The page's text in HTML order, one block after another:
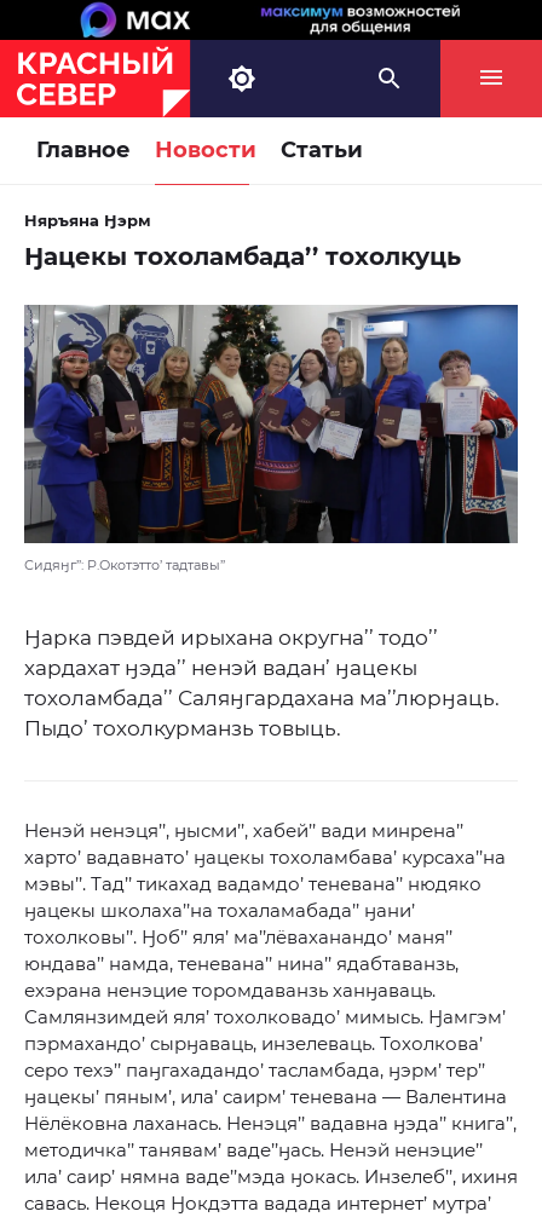
Главное Новости Статьи
Няръяна Ӈэрм
Ӈацекы тохоламбада’’ тохолкуць
Сидяӈг’’: Р.Окотэтто’ тадтавы’’
Ӈарка пэвдей ирыхана округна’’ тодо’’
хардахат ӈэда’’ ненэй вадан’ ӈацекы
тохоламбада’’ Саляӈгардахана ма’’люрӈаць.
Пыдо’ тохолкурманзь товыць.
Ненэй ненэця’’, ӈысми’’, хабей’’ вади минрена’’
харто’ вадавнато’ ӈацекы тохоламбава’ курсаха’’на
мэвы’’. Тад’’ тикахад вадамдо’ теневана’’ нюдяко
ӈацекы школаха’’на тохаламабада’’ ӈани’
тохолковы’’. Ӈоб’’ яля’ ма’’лёваханандо’ маня’’
юндава’’ намда, теневана’’ нина’’ ядабтаванзь,
ехэрана ненэцие торомдаванзь ханӈаваць.
Самлянзимдей яля’ тохолковадо’ мимысь. Ӈамгэм’
пэрмахандо’ сырӈаваць, инзелеваць. Тохолкова’
серо техэ’’ паӈгахадандо’ тасламбада, ӈэрм’ тер’’
ӈацекы’ пяным’, ила’ саирм’ теневана — Валентина
Нёлёковна лаханась. Ненэця’’ вадавна ӈэда’’ книга’’,
методичка’’ танявам’ ваде’’ӈась. Ненэй ненэцие’’
ила’ саир’ нямна ваде’’мэда ӈокась. Инзелеб’’, ихиня
савась. Некоця Ӈокдэтта вадада интернет’ мутра’